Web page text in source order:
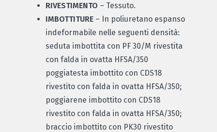
RIVESTIMENTO – Tessuto.
IMBOTTITURE – In poliuretano espanso
indeformabile nelle seguenti densità:
seduta imbottita con PF 30/M rivestita
con falda in ovatta HFSA/350
poggiatesta imbottito con CDS18
rivestito con falda in ovatta HFSA/350;
poggiarene imbottito con CDS18
rivestito con falda in ovatta HFSA/350;
braccio imbottito con PK30 rivestito